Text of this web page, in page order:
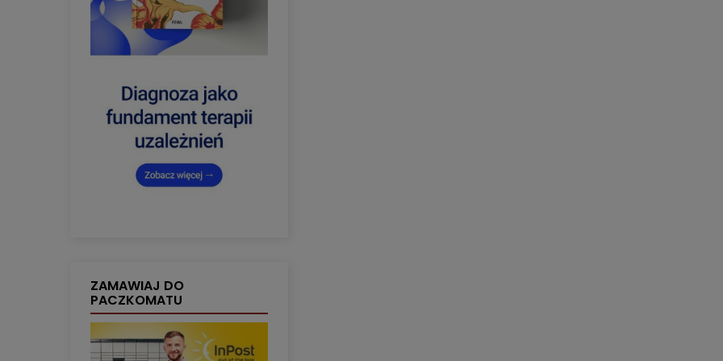
ZAMAWIAJ DO
PACZKOMATU